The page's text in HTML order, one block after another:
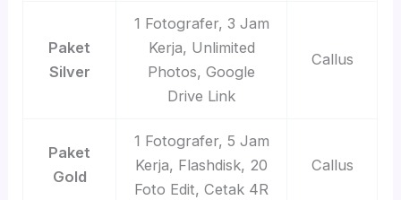
Paket
Silver
1 Fotografer, 3 Jam
Kerja, Unlimited
Photos, Google
Drive Link
Callus
Paket
Gold
1 Fotografer, 5 Jam
Kerja, Flashdisk, 20
Foto Edit, Cetak 4R
Callus